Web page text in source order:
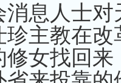
息人士对
珍主教在
女找回来